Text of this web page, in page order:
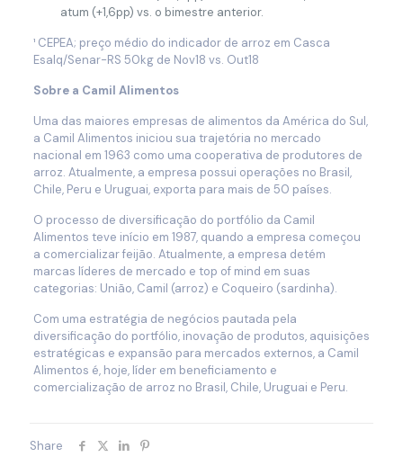
atum (+1,6pp) vs. o bimestre anterior.
¹ CEPEA; preço médio do indicador de arroz em Casca
Esalq/Senar-RS 50kg de Nov18 vs. Out18
Sobre a Camil Alimentos
Uma das maiores empresas de alimentos da América do Sul,
a Camil Alimentos iniciou sua trajetória no mercado
nacional em 1963 como uma cooperativa de produtores de
arroz. Atualmente, a empresa possui operações no Brasil,
Chile, Peru e Uruguai, exporta para mais de 50 países.
O processo de diversificação do portfólio da Camil
Alimentos teve início em 1987, quando a empresa começou
a comercializar feijão. Atualmente, a empresa detém
marcas líderes de mercado e top of mind em suas
categorias: União, Camil (arroz) e Coqueiro (sardinha).
Com uma estratégia de negócios pautada pela
diversificação do portfólio, inovação de produtos, aquisições
estratégicas e expansão para mercados externos, a Camil
Alimentos é, hoje, líder em beneficiamento e
comercialização de arroz no Brasil, Chile, Uruguai e Peru.
Share